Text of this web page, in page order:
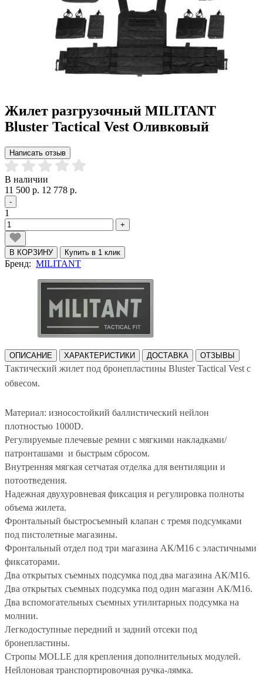
Жилет разгрузочный MILITANT
Bluster Tactical Vest Оливковый
Написать отзыв
В наличии
11 500 р. 12 778 р.
-
1
+
В КОРЗИНУ Купить в 1 клик
Бренд: MILITANT
ОПИСАНИЕ ХАРАКТЕРИСТИКИ ДОСТАВКА ОТЗЫВЫ
Тактический жилет под бронепластины Bluster Tactical Vest с
обвесом.
Материал: износостойкий баллистический нейлон
плотностью 1000D.
Регулируемые плечевые ремни с мягкими накладками/
патронташами и быстрым сбросом.
Внутренняя мягкая сетчатая отделка для вентиляции и
потоотведения.
Надежная двухуровневая фиксация и регулировка полноты
объема жилета.
Фронтальный быстросъемный клапан с тремя подсумками
под пистолетные магазины.
Фронтальный отдел под три магазина АК/М16 с эластичными
фиксаторами.
Два открытых съемных подсумка под два магазина АК/М16.
Два открытых съемных подсумка под один магазин АК/М16.
Два вспомогательных съемных утилитарных подсумка на
молнии.
Легкодоступные передний и задний отсеки под
бронепластины.
Стропы MOLLE для крепления дополнительных модулей.
Нейлоновая транспортировочная ручка-лямка.